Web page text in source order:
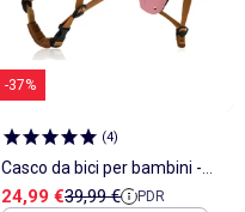
-37%
(4)
Casco da bici per bambini -
LIONELO - 50-56 cm -
Prezzo di vendita
24,99 €Prezzo di riferimento
39,99 € PDR